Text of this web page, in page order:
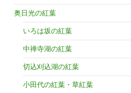
奥日光の紅葉
いろは坂の紅葉
中禅寺湖の紅葉
切込刈込湖の紅葉
小田代の紅葉・草紅葉